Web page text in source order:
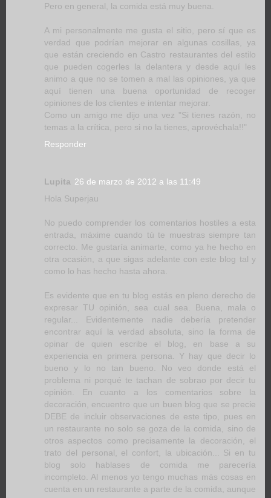
Pero en general, la comida está muy buena.
A mi personalmente me gusta el sitio, pero sí que es
verdad que podrían mejorar en algunas cosillas, ya
que están creciendo en Castro restaurantes del estilo
que pueden cogerles la delantera y desde aquí les
animo a que no se tomen a mal las opiniones, ya que
aquí tienen una buena oportunidad de recoger
opiniones de los clientes e intentar mejorar.
Como un amigo me dijo una vez "Si tienes razón, no
temas a la crítica, pero si no la tienes, aprovéchala!!"
Responder
Lupita 26 de marzo de 2012 a las 11:49
Hola Superjau
No puedo comprender los comentarios hostiles a esta
entrada, máxime cuando tú te muestras siempre tan
correcto. Me gustaría animarte, como ya he hecho en
otra ocasión, a que sigas adelante con este blog tal y
como lo has hecho hasta ahora.
Es evidente que en tu blog estás en pleno derecho de
expresar TU opinión, sea cual sea. Buena, mala o
regular... Evidentemente nadie debería pretender
encontrar aquí la verdad absoluta, sino la forma de
opinar de quien escribe el blog, en base a su
experiencia en primera persona. Y hay que decir lo
bueno y lo no tan bueno. No veo donde está el
problema ni porqué te tachan de sobrao por decir tu
opinión. En cuanto a los comentarios sobre la
decoración, encuentro que un buen blog que se precie
DEBE de incluir observaciones de este tipo, pues en
un restaurante no solo se goza de la comida, sino de
otros aspectos como precisamente la decoración, el
trato del personal, el confort, la ubicación... Si en tu
blog solo hablases de comida me parecería
incompleto. Al menos yo tengo muchas más cosas en
cuenta en un restaurante a parte de la comida, aunque